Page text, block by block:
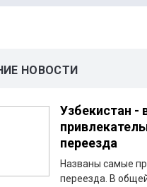
НОВОСТИ
Узбекистан -
переезда
Названы самые
переезда. В